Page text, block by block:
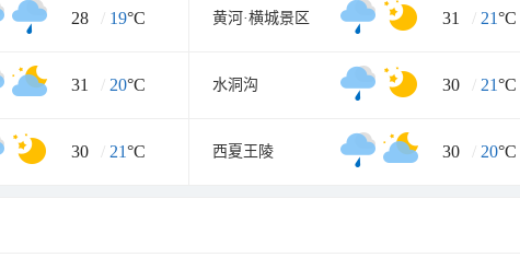
28 / 19°C 黄河·横城景区 31 / 21°C
31 / 20°C 水洞沟 30 / 21°C
30 / 21°C 西夏王陵 30 / 20°C